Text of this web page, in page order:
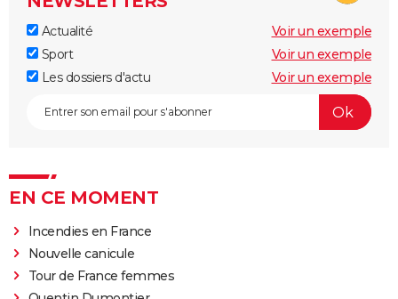
Actualité
Voir un exemple
Sport
Voir un exemple
Les dossiers d'actu
Voir un exemple
EN CE MOMENT
Incendies en France
Nouvelle canicule
Tour de France femmes